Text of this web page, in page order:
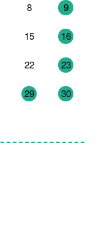
8 9
15 16
22 23
29 30